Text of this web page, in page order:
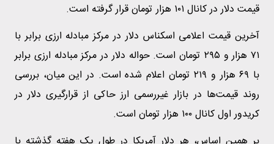
قیمت دلار در کانال ۱۰۱ هزار تومان قرار گرفته است.
آخرین قیمت اعلامی اسکناس دلار در مرکز مبادله ارزی برابر با
۷۱ هزار و ۲۹۵ تومان است. حواله دلار در مرکز مبادله ارزی برابر
با ۶۹ هزار و ۲۱۹ تومان اعلام شده است. در این میان، بررسی
روند قیمت‌ها در بازار غیررسمی ارز حاکی از قرارگیری دلار در
کریدور اول کانال ۱۰۰ هزار تومان است.